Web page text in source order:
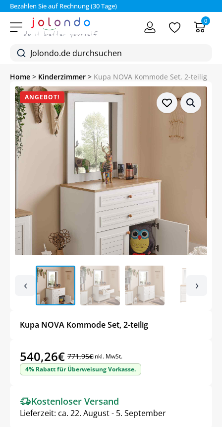
Bezahlen Sie auf Rechnung (30 Tage)
0
Home > Kinderzimmer > Kupa NOVA Kommode Set, 2-teilig
ANGEBOT!
‹ ›
Kupa NOVA Kommode Set, 2-teilig
771,95€
Ursprünglicher
Preis
771,95€
540,26€
Aktueller
Preis
540,26€.
inkl. MwSt.
4% Rabatt für Überweisung Vorkasse.
Kostenloser Versand
Lieferzeit: ca. 22. August - 5. September